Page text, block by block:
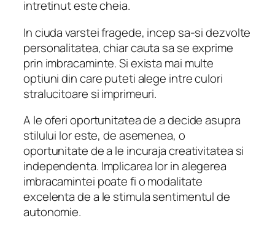
intretinut este cheia.
In ciuda varstei fragede, incep sa-si dezvolte
personalitatea, chiar cauta sa se exprime
prin imbracaminte. Si exista mai multe
optiuni din care puteti alege intre culori
stralucitoare si imprimeuri.
A le oferi oportunitatea de a decide asupra
stilului lor este, de asemenea, o
oportunitate de a le incuraja creativitatea si
independenta. Implicarea lor in alegerea
imbracamintei poate fi o modalitate
excelenta de a le stimula sentimentul de
autonomie.